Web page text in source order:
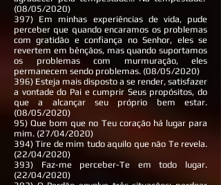
(08/05/2020)
397) Em minhas experiências de vida, pude
perceber que quando encaramos os problemas
com gratidão e confiança no Senhor, eles se
revertem em bênçãos, mas quando suportamos
os problemas com murmuração, eles
permanecem sendo problemas. (08/05/2020)
396) Esteja mais disposto a se render, satisfazer
a vontade do Pai e cumprir Seus propósitos, do
que a alcançar seu próprio bem estar.
(08/05/2020)
95) Que bom que no Teu coração há lugar para
mim. (27/04/2020)
394) Tire de mim tudo aquilo que não Te revela.
(22/04/2020)
393) Faz-me perceber-Te em todo lugar.
(22/04/2020)